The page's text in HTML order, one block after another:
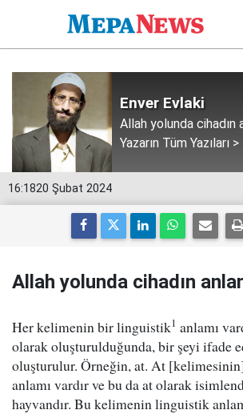
Enver Evlaki
Allah yolunda cihadın
Yazarın Tüm Yazıları >
16:1820 Şubat 2024
Allah yolunda cihadın
Her kelimenin bir linguistik1 anlamı
olarak oluşturulduğunda, bir şeyi ifade
oluşturulur. Örneğin, at. At
anlamı vardır ve bu da at olarak
hayvandır. Bu kelimenin linguistik